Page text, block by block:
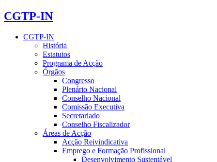
CGTP-IN
CGTP-IN
História
Estatutos
Programa de Acção
Órgãos
Congresso
Plenário Nacional
Conselho Nacional
Comissão Executiva
Secretariado
Conselho Fiscalizador
Áreas de Acção
Acção Reivindicativa
Emprego e Formação Profissional
Desenvolvimento Sustentável